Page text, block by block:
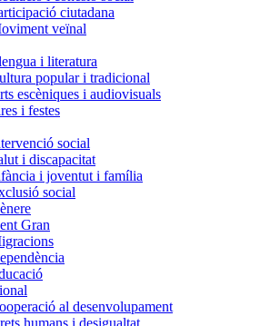
ciutadana
veïnal
i literatura
popular i tradicional
escèniques i audiovisuals
i festes
social
i discapacitat
i joventut i família
social
Gran
al desenvolupament